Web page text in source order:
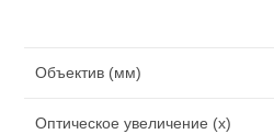
Объектив (мм)
Оптическое увеличение (x)